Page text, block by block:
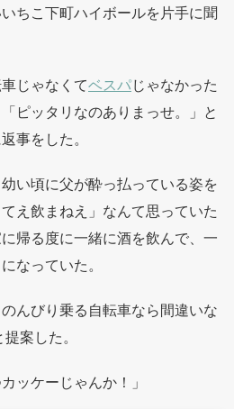
ちこ下町ハイボールを片手に聞
じゃなくてベスパじゃなかった
ピッタリなのありまっせ。」と
事をした。
い頃に父が酔っ払っている姿を
え飲まねえ」なんて思っていた
帰る度に一緒に酒を飲んで、一
なっていた。
んびり乗る自転車なら間違いな
案した。
ッケーじゃんか！」